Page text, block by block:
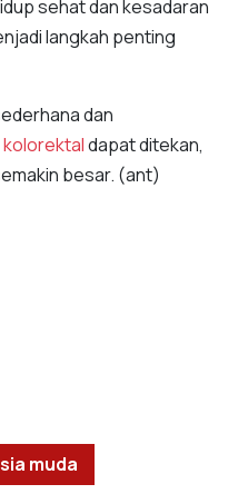
sehat dan kesadaran
langkah penting
dan
dapat ditekan,
besar. (ant)
muda